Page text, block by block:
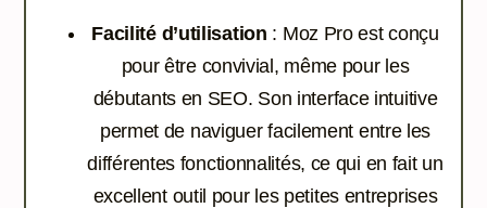
Facilité d’utilisation : Moz Pro est conçu
pour être convivial, même pour les
débutants en SEO. Son interface intuitive
permet de naviguer facilement entre les
différentes fonctionnalités, ce qui en fait un
excellent outil pour les petites entreprises